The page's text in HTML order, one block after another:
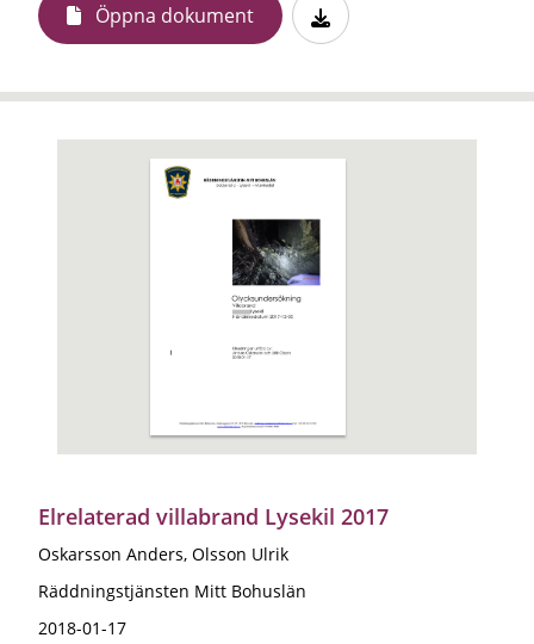
Öppna dokument
Elrelaterad villabrand Lysekil 2017
Oskarsson Anders, Olsson Ulrik
Räddningstjänsten Mitt Bohuslän
2018-01-17